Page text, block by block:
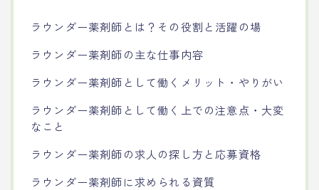
ラウンダー薬剤師とは？その役割と活躍の場
ラウンダー薬剤師の主な仕事内容
ラウンダー薬剤師として働くメリット・やりがい
ラウンダー薬剤師として働く上での注意点・大変
なこと
ラウンダー薬剤師の求人の探し方と応募資格
ラウンダー薬剤師に求められる資質